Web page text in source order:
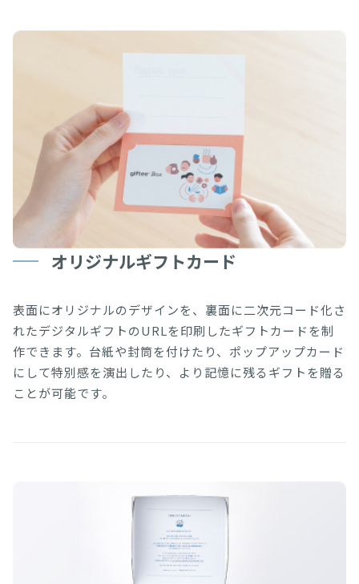
オリジナルギフトカード
表面にオリジナルのデザインを、裏面に二次元コード化さ
れたデジタルギフトのURLを印刷したギフトカードを制
作できます。台紙や封筒を付けたり、ポップアップカード
にして特別感を演出したり、より記憶に残るギフトを贈る
ことが可能です。